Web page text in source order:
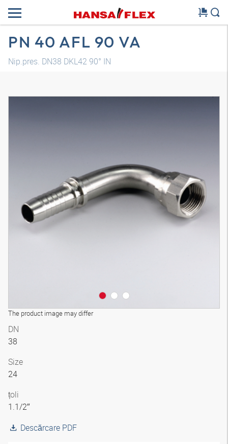
PN 40 AFL 90 VA
Nip.pres. DN38 DKL42 90° IN
The product image may differ
Model 3D
DN
38
Size
24
țoli
1.1/2″
Descărcare PDF